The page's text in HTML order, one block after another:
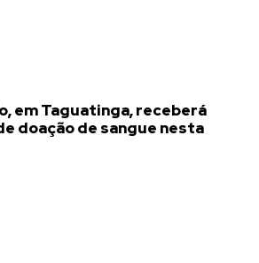
em Taguatinga, receberá
doação de sangue nesta